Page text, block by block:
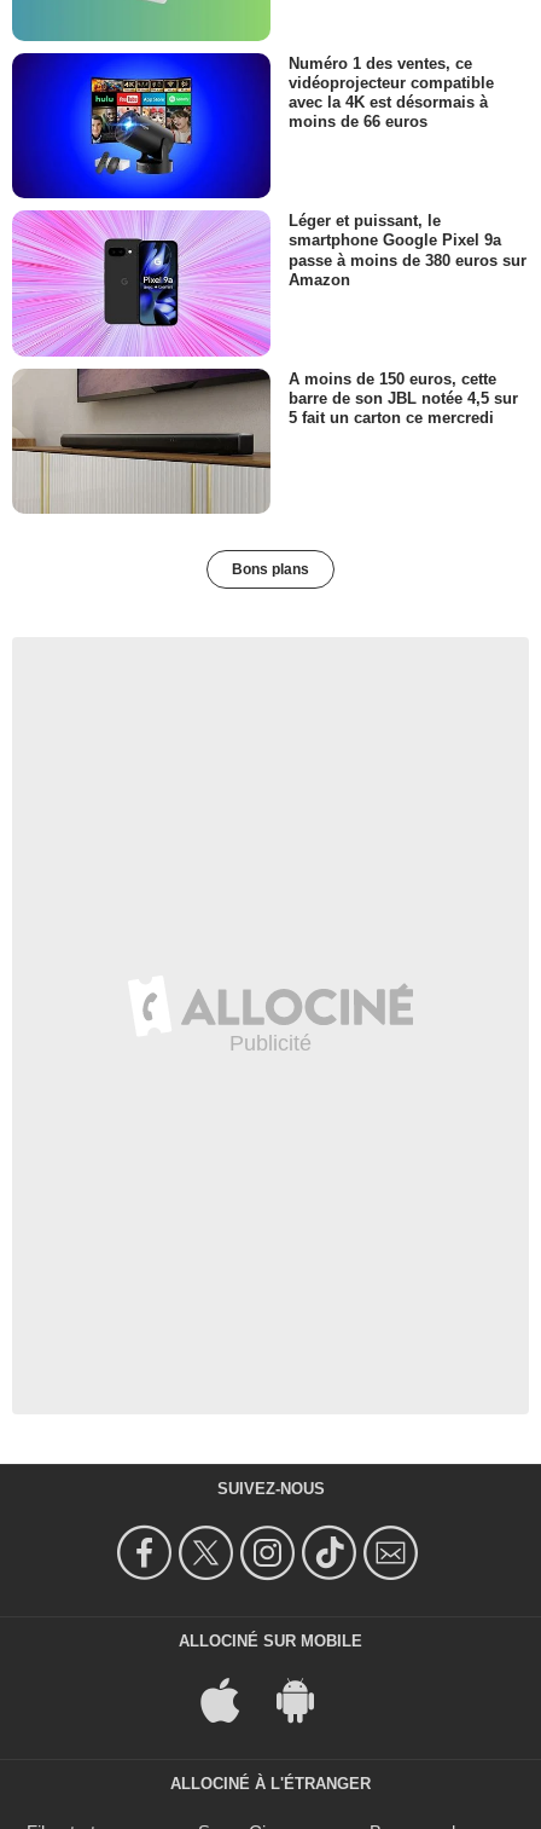
Numéro 1 des ventes, ce
vidéoprojecteur compatible
avec la 4K est désormais à
moins de 66 euros
Léger et puissant, le
smartphone Google Pixel 9a
passe à moins de 380 euros sur
Amazon
A moins de 150 euros, cette
barre de son JBL notée 4,5 sur
5 fait un carton ce mercredi
Bons plans
SUIVEZ-NOUS
ALLOCINÉ SUR MOBILE
ALLOCINÉ À L'ÉTRANGER